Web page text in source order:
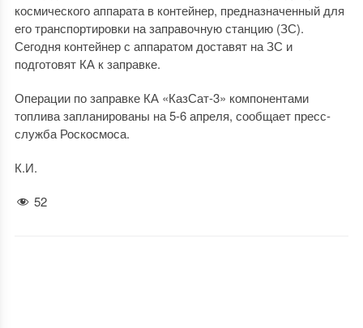
космического аппарата в контейнер, предназначенный для
его транспортировки на заправочную станцию (ЗС).
Сегодня контейнер с аппаратом доставят на ЗС и
подготовят КА к заправке.
Операции по заправке КА «КазСат-3» компонентами
топлива запланированы на 5-6 апреля, сообщает пресс-
служба Роскосмоса.
К.И.
52